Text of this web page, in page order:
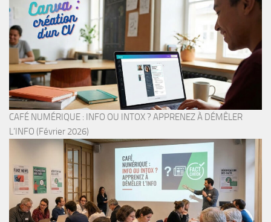
CAFÉ NUMÉRIQUE : INFO OU INTOX ? APPRENEZ À DÉMÊLER
L’INFO (Février 2026)